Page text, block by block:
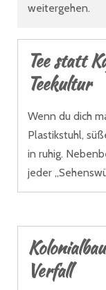
weitergehen.
Tee statt
Teekultur
Wenn du dich
Plastikstuhl,
in ruhig.
jeder
Verfall